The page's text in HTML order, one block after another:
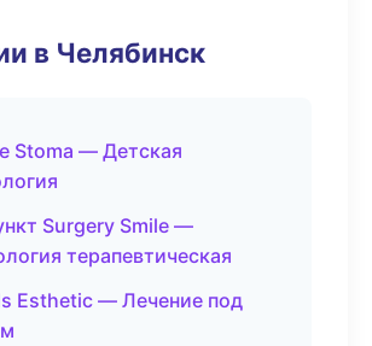
в Челябинск
Stoma — Детская
Surgery Smile —
терапевтическая
Esthetic — Лечение под